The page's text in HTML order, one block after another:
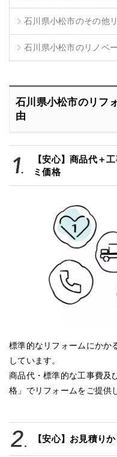
石川県小松市のその他
石川県小松市のリノベ
石川県小松市のリフ
由
【安心】商品代＋
ミ価格
標準的なリフォームにかか
しています。
商品代・標準的な工事費及
格」でリフォームをご提供
【安心】お見積り